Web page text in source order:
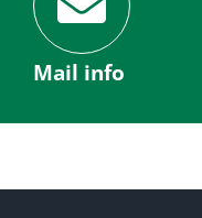
Mail info